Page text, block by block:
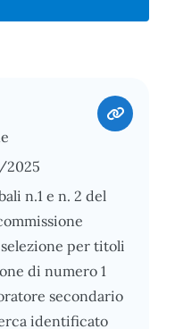
2025
n.1 e n. 2 del
per titoli
di numero 1
secondario
identificato